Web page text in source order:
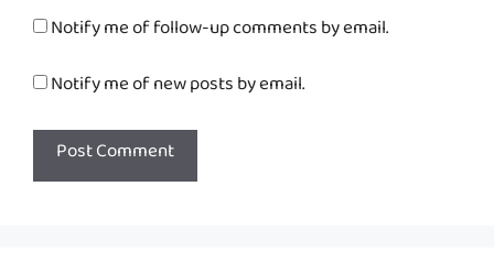
Notify me of follow-up comments by email.
Notify me of new posts by email.